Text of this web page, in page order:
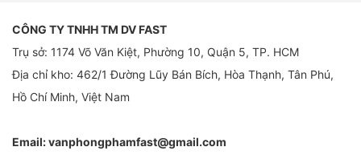
CÔNG TY TNHH TM DV FAST
Trụ sở: 1174 Võ Văn Kiệt, Phường 10, Quận 5, TP. HCM
Địa chỉ kho: 462/1 Đường Lũy Bán Bích, Hòa Thạnh, Tân Phú,
Hồ Chí Minh, Việt Nam
Email:vanphongphamfast@gmail.com